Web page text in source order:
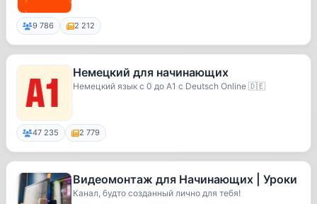
9 786 2 212
Немецкий для начинающих
Немецкий язык с 0 до A1 с Deutsch Online 🇩🇪
47 235 2 779
Видеомонтаж для Начинающих | Уроки
Канал, будто созданный лично для тебя!